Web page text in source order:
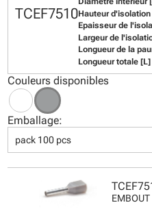
TCEF7510Hauteur d'isolation
Epaisseur de
Largeur de
Longueur de la
Longueur totale [L]
Couleurs disponibles
Emballage:
pack 100 pcs